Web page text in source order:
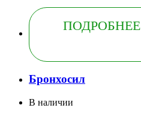
ПОДРОБНЕЕ
Бронхосил
В наличии